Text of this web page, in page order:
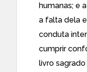
humanas; e
a falta dela
conduta
cumprir
livro